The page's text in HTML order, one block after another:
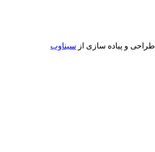
طراحی و پیاده سازی از سیناوب